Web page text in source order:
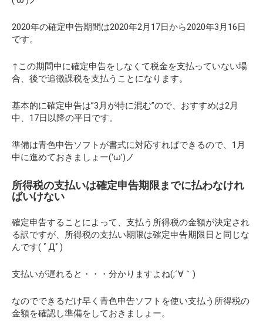
2020年の確定申告期間は2020年2月17日から2020年3月16日
です。
↑この期間中に確定申告をしなくて税金を支払っていない場
合、後で追徴課税を支払うことになります。
基本的に確定申告は”3月が特に混む”ので、おすすめは2月
中、17日以降の平日です。
準備は青色申告ソフトが書式に対応すればできるので、1月
中に進めておきましょー(‘ω’)ノ
所得税の支払いは確定申告期限までに払わなけれ
ばいけない
確定申告することによって、支払う所得税の金額が決定され
る訳ですが、所得税の支払い期限は確定申告期限日と同じな
んです( ﾟДﾟ)
支払いが遅れると・・・分かりますよね(;´∀｀)
なのでできるだけ早く青色申告ソフトを使い支払う所得税の
金額を確認し準備をしておきましょー。